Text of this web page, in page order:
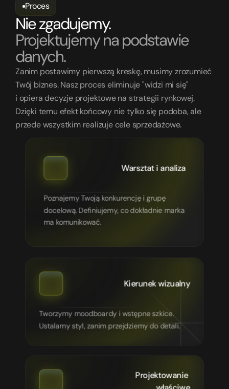
Proces
Nie zgadujemy.
Projektujemy na podstawie
danych.
Zanim postawimy pierwszą kreskę, musimy zrozumieć
Twój biznes. Nasz proces eliminuje "widzi mi się"
i opiera decyzje projektowe na strategii rynkowej.
Dzięki temu efekt końcowy nie tylko się podoba, ale
przede wszystkim realizuje cele sprzedażowe.
Warsztat i analiza
Poznajemy Twoją konkurencję i grupę
docelową. Definiujemy, co dokładnie marka
ma komunikować.
Kierunek wizualny
Tworzymy moodboardy i wstępne szkice.
Ustalamy styl, zanim przejdziemy do detali.
Projektowanie